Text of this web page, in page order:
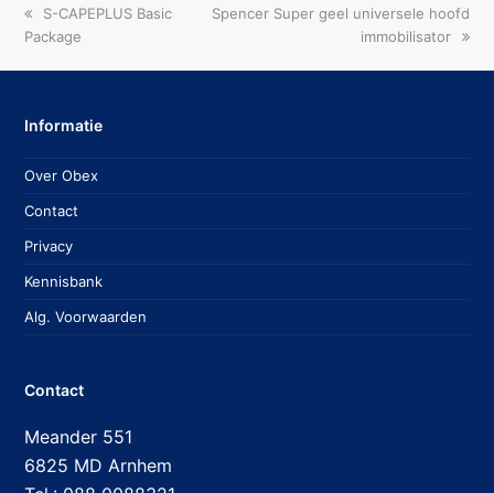
previous
post:
S-CAPEPLUS Basic
Package
next
Spencer Super geel universele hoofd
immobilisator
Informatie
Over Obex
Contact
Privacy
Kennisbank
Alg. Voorwaarden
Contact
Meander 551
6825 MD Arnhem